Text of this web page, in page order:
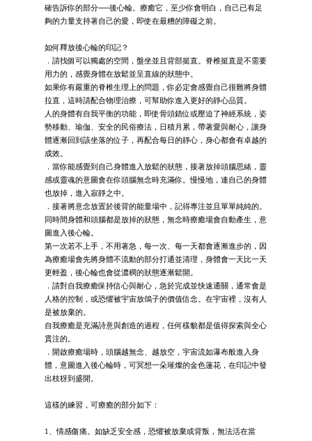
確告訴你的部分──後心輪。療癒它，至少你會明白，自己已有足
夠的力量支持著自己的愛，即使在最糟的障礙之前。
如何釋放後心輪的印記？
．請找個可以獨處的空間，盤坐並且背部挺直。脊椎挺直是不需要
用力的，感覺身體在放鬆並呈直線的狀態中。
如果你有嚴重的脊椎生理上的問題，你必定會感覺自己很難將身體
拉直，這時請配合物理治療，可幫助你進入更好的靜心品質。
人的身體有自我平衡的功能，即使骨頭錯位或壓迫了神經系統，姿
勢移動、瑜伽、安全的民俗療法，日積月累，帶著愛與耐心，讓身
體逐漸回到該坐落的位子，再配合每日的靜心，身心都會有卓越的
成效。
．當你能感覺到自己身體進入放鬆的狀態，接著放掉頭腦思緒，靈
感或靈魂的意圖會在你頭腦無念時充滿你。慢慢地，連自己的身體
也放掉，進入寂靜之中。
．接著將意念放置於後背的能量場中，記得專注並且單單純純的。
同時間身體和頭腦都是放掉的狀態，無念時療癒場會自動產生，意
圖進入後心輪。
第一次若不上手，不用著急，每一次、每一天都會逐漸進步的，因
為療癒場會先將身體不流動的部分打通並清理，身體會一天比一天
更輕盈，後心輪也會從濃稠的狀態逐漸鬆開。
．請對自我療癒保持信心與耐心，急於完成並快速通關，通常會是
人格的控制，或恐懼被宇宙放鴿子的價值信念。在宇宙裡，沒有人
是被放棄的。
自我療癒是充滿詩意與創造的過程，任何樣貌都是值得探索與全心
貫注的。
．開啟療癒場時，頭腦越無念、越放空，宇宙流如瀑布般進入身
體，意圖進入後心輪時，可冥想一朵璀燦的金色蓮花，在印記中發
出枝枒到盛開。
這樣的練習，可療癒的部分如下：
1、情感傷痛。如缺乏安全感，恐懼被放棄或背叛，無法活在當